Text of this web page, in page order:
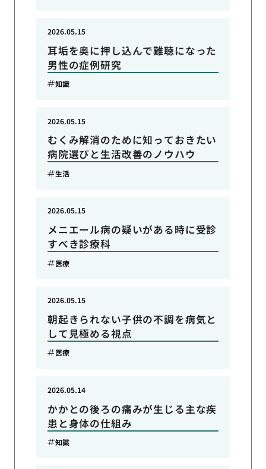
耳垢を奥に押し込んで難聴になった
男性の症例研究
2026.05.15
知識
むくみ解消のために知っておきたい
病院選びと生活改善のノウハウ
2026.05.15
生活
メニエール病の疑いがある時に受診
すべき診療科
2026.05.15
医療
朝起きられない子供の不調を病気と
して見極める視点
2026.05.15
医療
かかとの後ろの痛みが生じる主な疾
患と身体の仕組み
2026.05.14
知識